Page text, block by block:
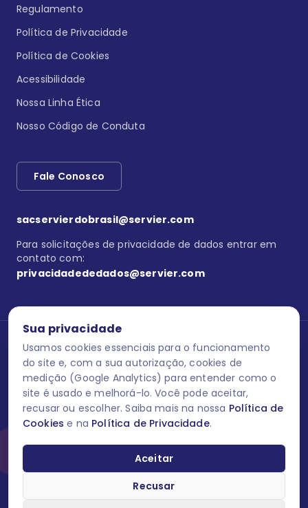
Sua privacidade
Usamos cookies essenciais para o funcionamento
do site e, com a sua autorização, cookies de
medição (Google Analytics) para entender como o
site é usado e melhorá-lo. Você pode aceitar,
recusar ou escolher. Saiba mais na nossa Política de
Cookies e na Política de Privacidade.
Aceitar
Recusar
Regulamento
Política de Privacidade
Política de Cookies
Acessibilidade
Nossa Linha Ética
Nosso Código de Conduta
Fale Conosco
sacservierdobrasil@servier.com
Para solicitações de privacidade de dados entrar em
contato com:
privacidadededados@servier.com
Se estiver no programa semprecuidando, comunique aquiuma
reação adversa com os produtos Servier. Este site contém
informações para o público leigo e para os profissionais de saúde
do Brasil habilitados a prescrever medicamentos. M-AS ONE-BR-
202606-00013 / Agosto 2026.
O laboratório Servier do Brasil respeita os seus dados! Caso deseje
dados pessoais você pode fazê-lo a qualquer momento entrando
em contato através do site www.semprecuidando.com.br na opção
fale conosco.